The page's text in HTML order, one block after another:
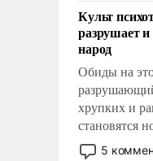
Культ
разрушает
народ
Обиды на
хрупких и
становятся
постепенно
5